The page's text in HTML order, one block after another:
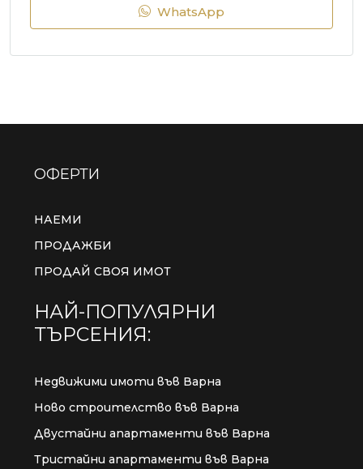
WhatsApp
ОФЕРТИ
НАЕМИ
ПРОДАЖБИ
ПРОДАЙ СВОЯ ИМОТ
НАЙ-ПОПУЛЯРНИ
ТЪРСЕНИЯ:
Недвижими имоти във Варна
Ново строителство във Варна
Двустайни апартаменти във Варна
Тристайни апартаменти във Варна